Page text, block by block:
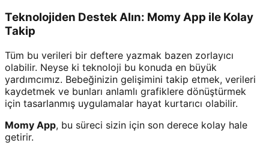
Teknolojiden Destek Alın: Momy App ile Kolay
Takip
Tüm bu verileri bir deftere yazmak bazen zorlayıcı
olabilir. Neyse ki teknoloji bu konuda en büyük
yardımcımız. Bebeğinizin gelişimini takip etmek, verileri
kaydetmek ve bunları anlamlı grafiklere dönüştürmek
için tasarlanmış uygulamalar hayat kurtarıcı olabilir.
Momy App, bu süreci sizin için son derece kolay hale
getirir.